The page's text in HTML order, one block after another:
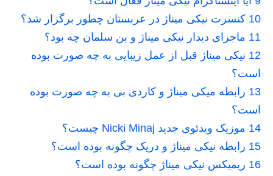
10 کنسرت نیکی میناژ در عربستان چطور برگزار شد؟
11 ماجرای دیدار نیکی میناژ و بن سلمان چه بود؟
12 نیکی میناژ قبل از عمل زیبایی به چه صورت بوده
است؟
13 رابطه میکی میناژ و کاردی بی به چه صورت بوده
است؟
14 موزیک ویدئوی جدید Nicki Minaj چیست؟
15 رابطه نیکی میناژ و دریک چگونه بوده است؟
16 ریمیکس نیکی میناژ چگونه بوده است؟